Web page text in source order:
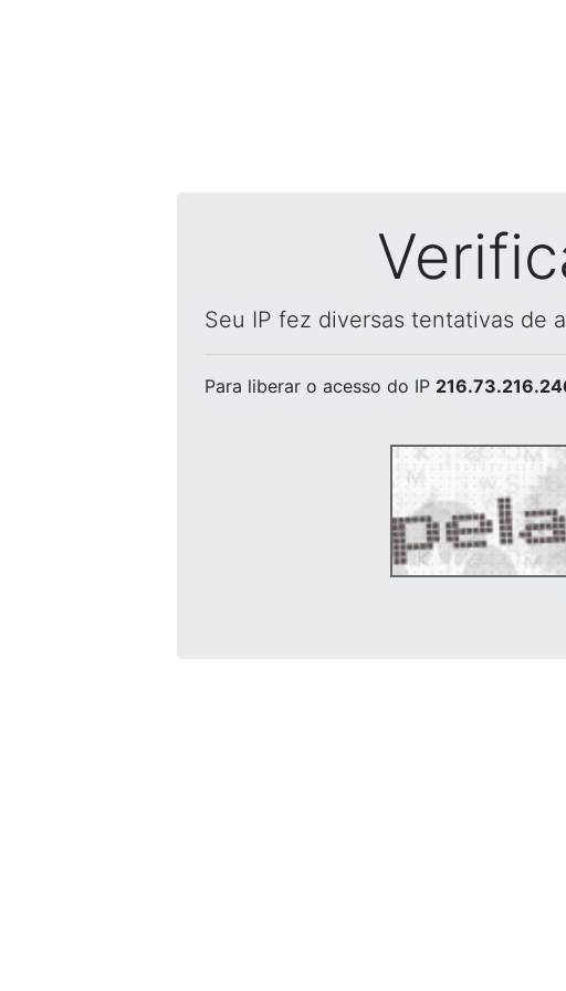
Seu IP fez diversas tentativas de
Para liberar o acesso do IP